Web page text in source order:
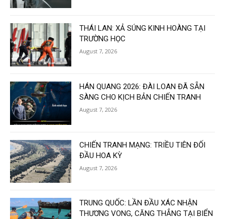
THÁI LAN: XẢ SÚNG KINH HOÀNG TẠI
TRƯỜNG HỌC
August 7, 2026
HÁN QUANG 2026: ĐÀI LOAN ĐÃ SẴN
SÀNG CHO KỊCH BẢN CHIẾN TRANH
August 7, 2026
CHIẾN TRANH MẠNG: TRIỀU TIÊN ĐỐI
ĐẦU HOA KỲ
August 7, 2026
TRUNG QUỐC: LẦN ĐẦU XÁC NHẬN
THƯƠNG VONG, CĂNG THẲNG TẠI BIỂN